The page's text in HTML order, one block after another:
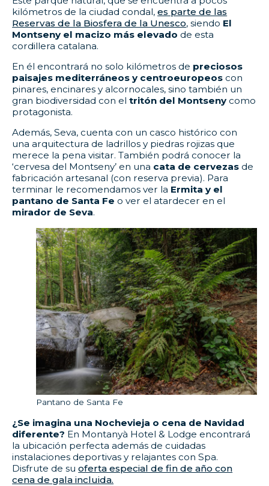
kilómetros de la ciudad condal,es parte de las
Reservas de la Biosfera de la Unesco, siendo El
Montseny el macizo más elevado de esta
cordillera catalana.
En él encontrará no solo kilómetros de preciosos
paisajes mediterráneos y centroeuropeos con
pinares, encinares y alcornocales, sino también un
gran biodiversidad con eltritón del Montseny como
protagonista.
Además, Seva, cuenta con un casco histórico con
una arquitectura de ladrillos y piedras rojizas que
merece la pena visitar. También podrá conocer la
‘cervesa del Montseny’ en una cata de cervezas de
fabricación artesanal (con reserva previa). Para
terminar le recomendamos ver la Ermita y el
pantano de Santa Fe o ver el atardecer en el
mirador de Seva.
Pantano de Santa Fe
¿Se imagina una Nochevieja o cena de Navidad
diferente? En Montanyà Hotel & Lodge encontrará
la ubicación perfecta además de cuidadas
instalaciones deportivas y relajantes con Spa.
Disfrute de suoferta especial de fin de año con
cena de gala incluida.